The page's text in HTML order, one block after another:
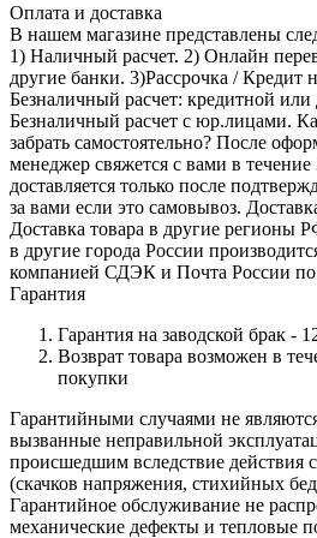
Оплата и доставка
В нашем магазине представлены
1) Наличный расчет. 2) Онлайн
другие банки. 3)Рассрочка / Кредит
Безналичный расчет: кредитной или
Безналичный расчет с юр.лицами.
забрать самостоятельно? После
менеджер свяжется с вами в течение
доставляется только после
за вами если это самовывоз.
Доставка товара в другие регионы
в другие города России
компанией СДЭК и Почта России по
Гарантия
Гарантия на заводской брак -
Возврат товара возможен в
покупки
Гарантийными случаями не
вызванные неправильной
происшедшим вследствие действия
(скачков напряжения, стихийных
Гарантийное обслуживание не
механические дефекты и тепловые